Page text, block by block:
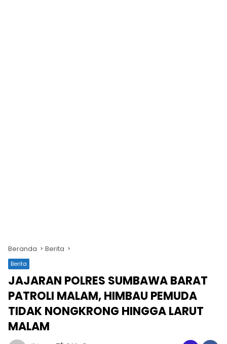
Beranda Berita
Berita
JAJARAN POLRES SUMBAWA BARAT
PATROLI MALAM, HIMBAU PEMUDA
TIDAK NONGKRONG HINGGA LARUT
MALAM